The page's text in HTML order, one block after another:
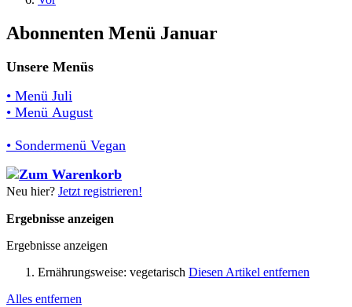
Abonnenten Menü Januar
Unsere Menüs
• Menü Juli
• Menü August
• Sondermenü Vegan
Neu hier? Jetzt registrieren!
Ergebnisse anzeigen
Ergebnisse anzeigen
Ernährungsweise: vegetarisch Diesen Artikel entfernen
Alles entfernen